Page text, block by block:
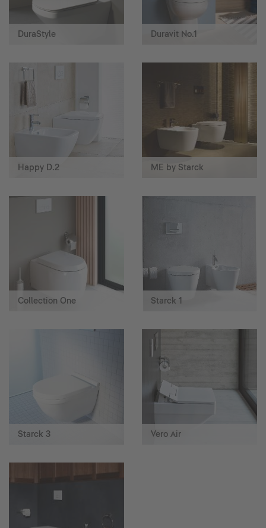
DuraStyle Duravit No.1
Happy D.2 ME by Starck
Collection One Starck 1
Starck 3 Vero Air